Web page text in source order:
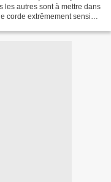
les autres sont à mettre dans
corde extrêmement sensible